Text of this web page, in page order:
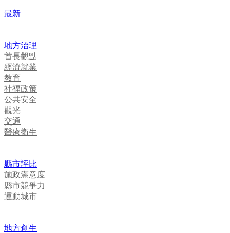
最新
地方治理
首長觀點
經濟就業
教育
社福政策
公共安全
觀光
交通
醫療衛生
縣市評比
施政滿意度
縣市競爭力
運動城市
地方創生